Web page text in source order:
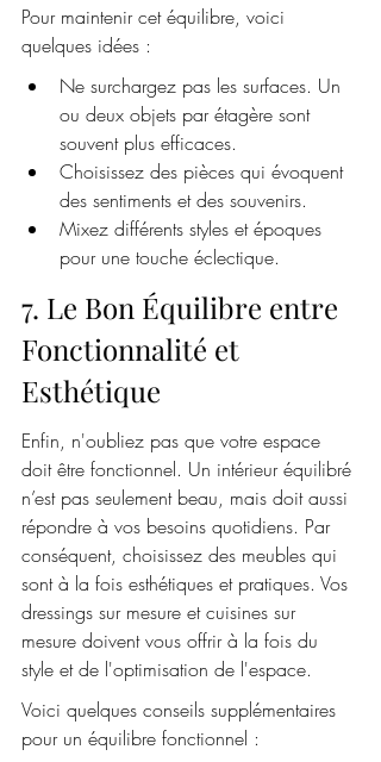
Pour maintenir cet équilibre, voici
quelques idées :
Ne surchargez pas les surfaces. Un
ou deux objets par étagère sont
souvent plus efficaces.
Choisissez des pièces qui évoquent
des sentiments et des souvenirs.
Mixez différents styles et époques
pour une touche éclectique.
7. Le Bon Équilibre entre
Fonctionnalité et
Esthétique
Enfin, n'oubliez pas que votre espace
doit être fonctionnel. Un intérieur équilibré
n’est pas seulement beau, mais doit aussi
répondre à vos besoins quotidiens. Par
conséquent, choisissez des meubles qui
sont à la fois esthétiques et pratiques. Vos
dressings sur mesure et cuisines sur
mesure doivent vous offrir à la fois du
style et de l'optimisation de l'espace.
Voici quelques conseils supplémentaires
pour un équilibre fonctionnel :